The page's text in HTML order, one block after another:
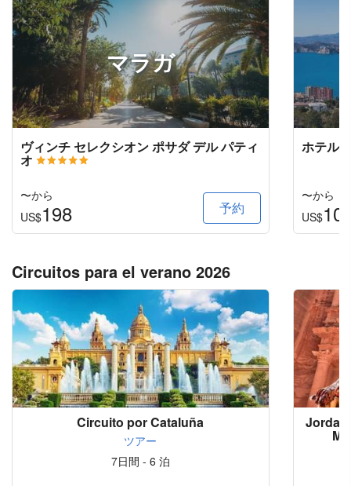
マラガ
ヴィンチ セレクシオン ポサダ デル パティ
オ
〜から
US$198 予約
ホテル
〜から
US$
Circuitos para el verano 2026
Circuito por Cataluña
ツアー
7日間 - 6 泊